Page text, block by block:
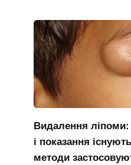
Видалення ліпоми:
і показання
методи